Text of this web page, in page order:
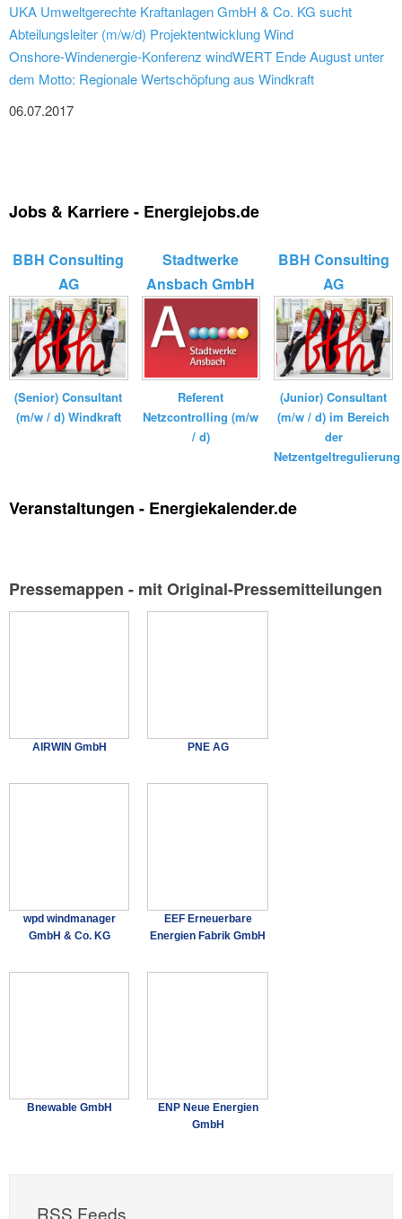
UKA Umweltgerechte Kraftanlagen GmbH & Co. KG sucht
Abteilungsleiter (m/w/d) Projektentwicklung Wind
Onshore-Windenergie-Konferenz windWERT Ende August unter
dem Motto: Regionale Wertschöpfung aus Windkraft
06.07.2017
Jobs & Karriere - Energiejobs.de
BBH Consulting
AG
(Senior) Consultant
(m/w / d) Windkraft
Stadtwerke
Ansbach GmbH
Referent
Netzcontrolling (m/w
/ d)
BBH Consulting
AG
(Junior) Consultant
(m/w / d) im Bereich
der
Netzentgeltregulierung
Veranstaltungen - Energiekalender.de
Pressemappen - mit Original-Pressemitteilungen
AIRWIN GmbH PNE AG
wpd windmanager
GmbH & Co. KG
EEF Erneuerbare
Energien Fabrik GmbH
Bnewable GmbH
ENP Neue Energien
GmbH
RSS Feeds